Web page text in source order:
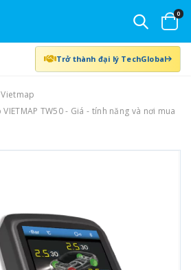
0
Trở thành đại lý TechGlobal
TW50 - Giá - tính năng và nơi mua